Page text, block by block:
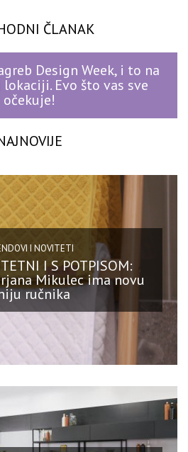
ČLANAK
Design Week, i to na
Evo što vas sve
očekuje!
I NOVITETI
I S POTPISOM:
Mikulec ima novu
ručnika